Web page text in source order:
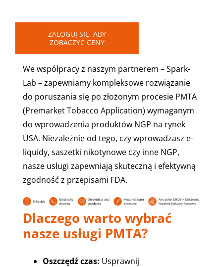
ZALOGUJ SIĘ, ABY
ZOBACZYĆ CENY
We współpracy z naszym partnerem – Spark-
Lab – zapewniamy kompleksowe rozwiązanie
do poruszania się po złożonym procesie PMTA
(Premarket Tobacco Application) wymaganym
do wprowadzenia produktów NGP na rynek
USA. Niezależnie od tego, czy wprowadzasz e-
liquidy, saszetki nikotynowe czy inne NGP,
nasze usługi zapewniają skuteczną i efektywną
zgodność z przepisami FDA.
Dlaczego warto wybrać
nasze usługi PMTA?
Oszczędź czas: Usprawnij